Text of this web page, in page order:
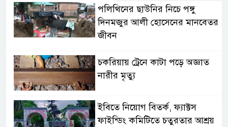
পলিথিনের ছাউনির নিচে পঙ্গু
দিনমজুর আলী হোসেনের মানবেতর
জীবন
চকরিয়ায় ট্রেনে কাটা পড়ে অজ্ঞাত
নারীর মৃত্যু
ইবিতে নিয়োগ বিতর্ক, ফ্যাক্টস
ফাইন্ডিং কমিটিতে চতুরতার আশ্রয়